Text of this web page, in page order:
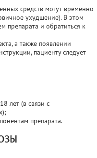
средств могут временно
ухудшение). В этом
препарата и обратиться к
а также появлении
пациенту следует
лет (в связи с
препарата.